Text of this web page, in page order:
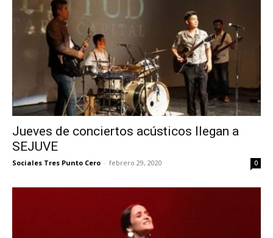
Jueves de conciertos acústicos llegan a
SEJUVE
Sociales Tres Punto Cero - febrero 29, 2020 0